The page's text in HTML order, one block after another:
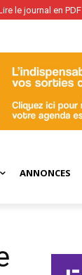
le journal en PDF
ANNONCES